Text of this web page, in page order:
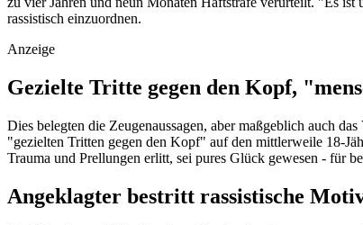
rassistisch einzuordnen.
Anzeige
Gezielte Tritte gegen den Kopf,
Dies belegten die Zeugenaussagen, aber maßgeblich auch
"gezielten Tritten gegen den Kopf" auf den mittlerweile 18-
Trauma und Prellungen erlitt, sei pures Glück gewesen - für
Angeklagter bestritt rassistische